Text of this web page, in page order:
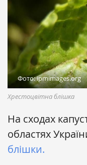
Фото: ipmimages.org
Хрестоцвітна блішка
На сходах
областях
блішки.